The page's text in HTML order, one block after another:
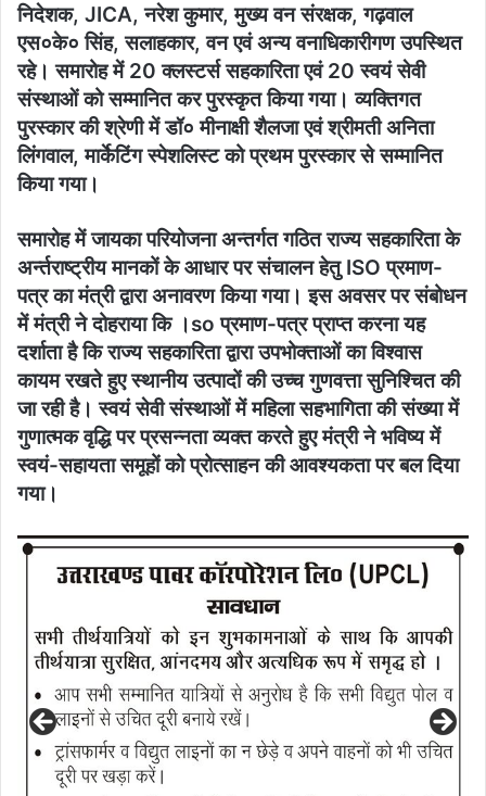
निदेशक, JICA, नरेश कुमार, मुख्य वन संरक्षक, गढ़वाल
एस०के० सिंह, सलाहकार, वन एवं अन्य वनाधिकारीगण उपस्थित
रहे। समारोह में 20 क्लस्टर्स सहकारिता एवं 20 स्वयं सेवी
संस्थाओं को सम्मानित कर पुरस्कृत किया गया। व्यक्तिगत
पुरस्कार की श्रेणी में डॉ० मीनाक्षी शैलजा एवं श्रीमती अनिता
लिंगवाल, मार्केटिंग स्पेशलिस्ट को प्रथम पुरस्कार से सम्मानित
किया गया।
समारोह में जायका परियोजना अन्तर्गत गठित राज्य सहकारिता के
अर्न्तराष्ट्रीय मानकों के आधार पर संचालन हेतु ISO प्रमाण-
पत्र का मंत्री द्वारा अनावरण किया गया। इस अवसर पर संबोधन
में मंत्री ने दोहराया कि ।so प्रमाण-पत्र प्राप्त करना यह
दर्शाता है कि राज्य सहकारिता द्वारा उपभोक्ताओं का विश्वास
कायम रखते हुए स्थानीय उत्पादों की उच्च गुणवत्ता सुनिश्चित की
जा रही है। स्वयं सेवी संस्थाओं में महिला सहभागिता की संख्या में
गुणात्मक वृद्धि पर प्रसन्नता व्यक्त करते हुए मंत्री ने भविष्य में
स्वयं-सहायता समूहों को प्रोत्साहन की आवश्यकता पर बल दिया
गया।